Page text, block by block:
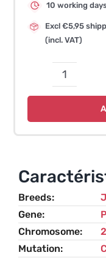
10 working
Excl €5,95
(incl. VAT)
quantité
de
(SCID,
PRKDC-
related)
Jack
Breeds
Gene
Chromosome
Mutation